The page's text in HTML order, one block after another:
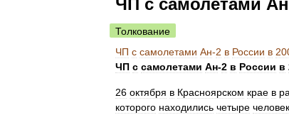
ЧП с самолетами
Толкование
ЧП с самолетами Ан-2 в России в
ЧП с самолетами Ан-2 в России в
26 октября в Красноярском крае в
которого находились четыре